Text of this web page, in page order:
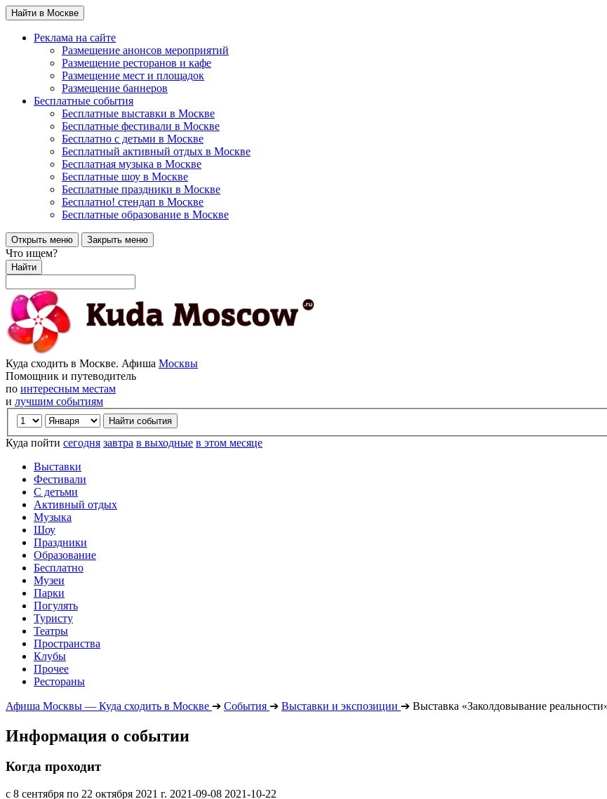
Найти в Москве
Реклама на сайте
Размещение анонсов мероприятий
Размещение ресторанов и кафе
Размещение мест и площадок
Размещение баннеров
Бесплатные события
Бесплатные выставки в Москве
Бесплатные фестивали в Москве
Бесплатно с детьми в Москве
Бесплатный активный отдых в Москве
Бесплатная музыка в Москве
Бесплатные шоу в Москве
Бесплатные праздники в Москве
Бесплатно! стендап в Москве
Бесплатные образование в Москве
Открыть меню Закрыть меню
Что ищем?
Найти
Куда сходить в Москве. Афиша Москвы
Помощник и путеводитель
по интересным местам
и лучшим событиям
Куда пойти сегодня завтра в выходные в этом месяце
Выставки
Фестивали
С детьми
Активный отдых
Музыка
Шоу
Праздники
Образование
Бесплатно
Музеи
Парки
Погулять
Туристу
Театры
Пространства
Клубы
Прочее
Рестораны
Афиша Москвы — Куда сходить в Москве ➔ События ➔ Выставки и экспозиции ➔ Выставка «Заколдовывание
Информация о событии
Когда проходит
с 8 сентября по 22 октября 2021 г. 2021-09-08 2021-10-22